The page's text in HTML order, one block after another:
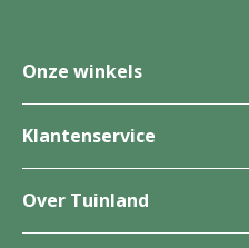
Onze winkels
Klantenservice
Over Tuinland